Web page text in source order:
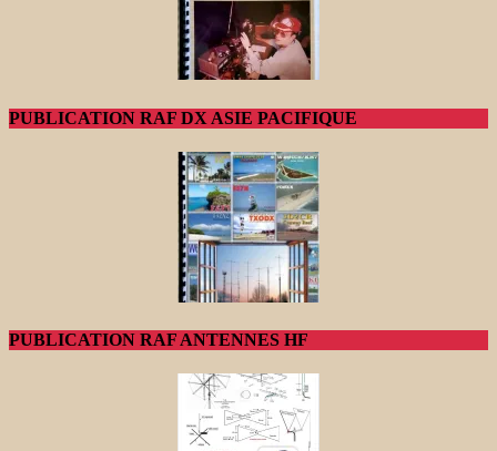
PUBLICATION RAF DX ASIE PACIFIQUE
PUBLICATION RAF ANTENNES HF